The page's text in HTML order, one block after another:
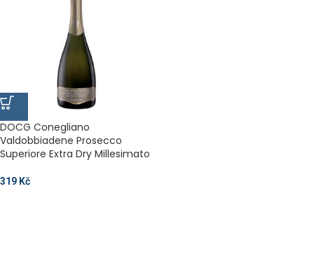
DOCG Conegliano
Valdobbiadene Prosecco
Superiore Extra Dry Millesimato
319 Kč